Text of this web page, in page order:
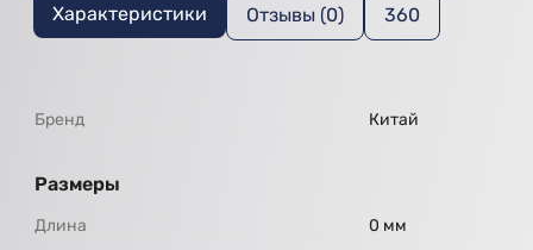
Характеристики Отзывы (0) 360
Бренд Китай
Размеры
Длина 0 мм